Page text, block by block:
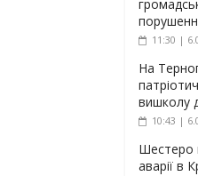
11:30 |
На
вишколу
10:43 |
Шестеро
аварії в